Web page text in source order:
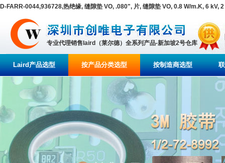
D-FARR-0044,936728,热绝缘, 缝隙垫 VO, .080", 片, 缝隙垫 VO, 0.8 W/m.K, 6 kV,
专业代理销售laird（莱尔德）全系列产品-新加坡2号仓库
Laird产品选型 按产品分类选型 按制造商选型